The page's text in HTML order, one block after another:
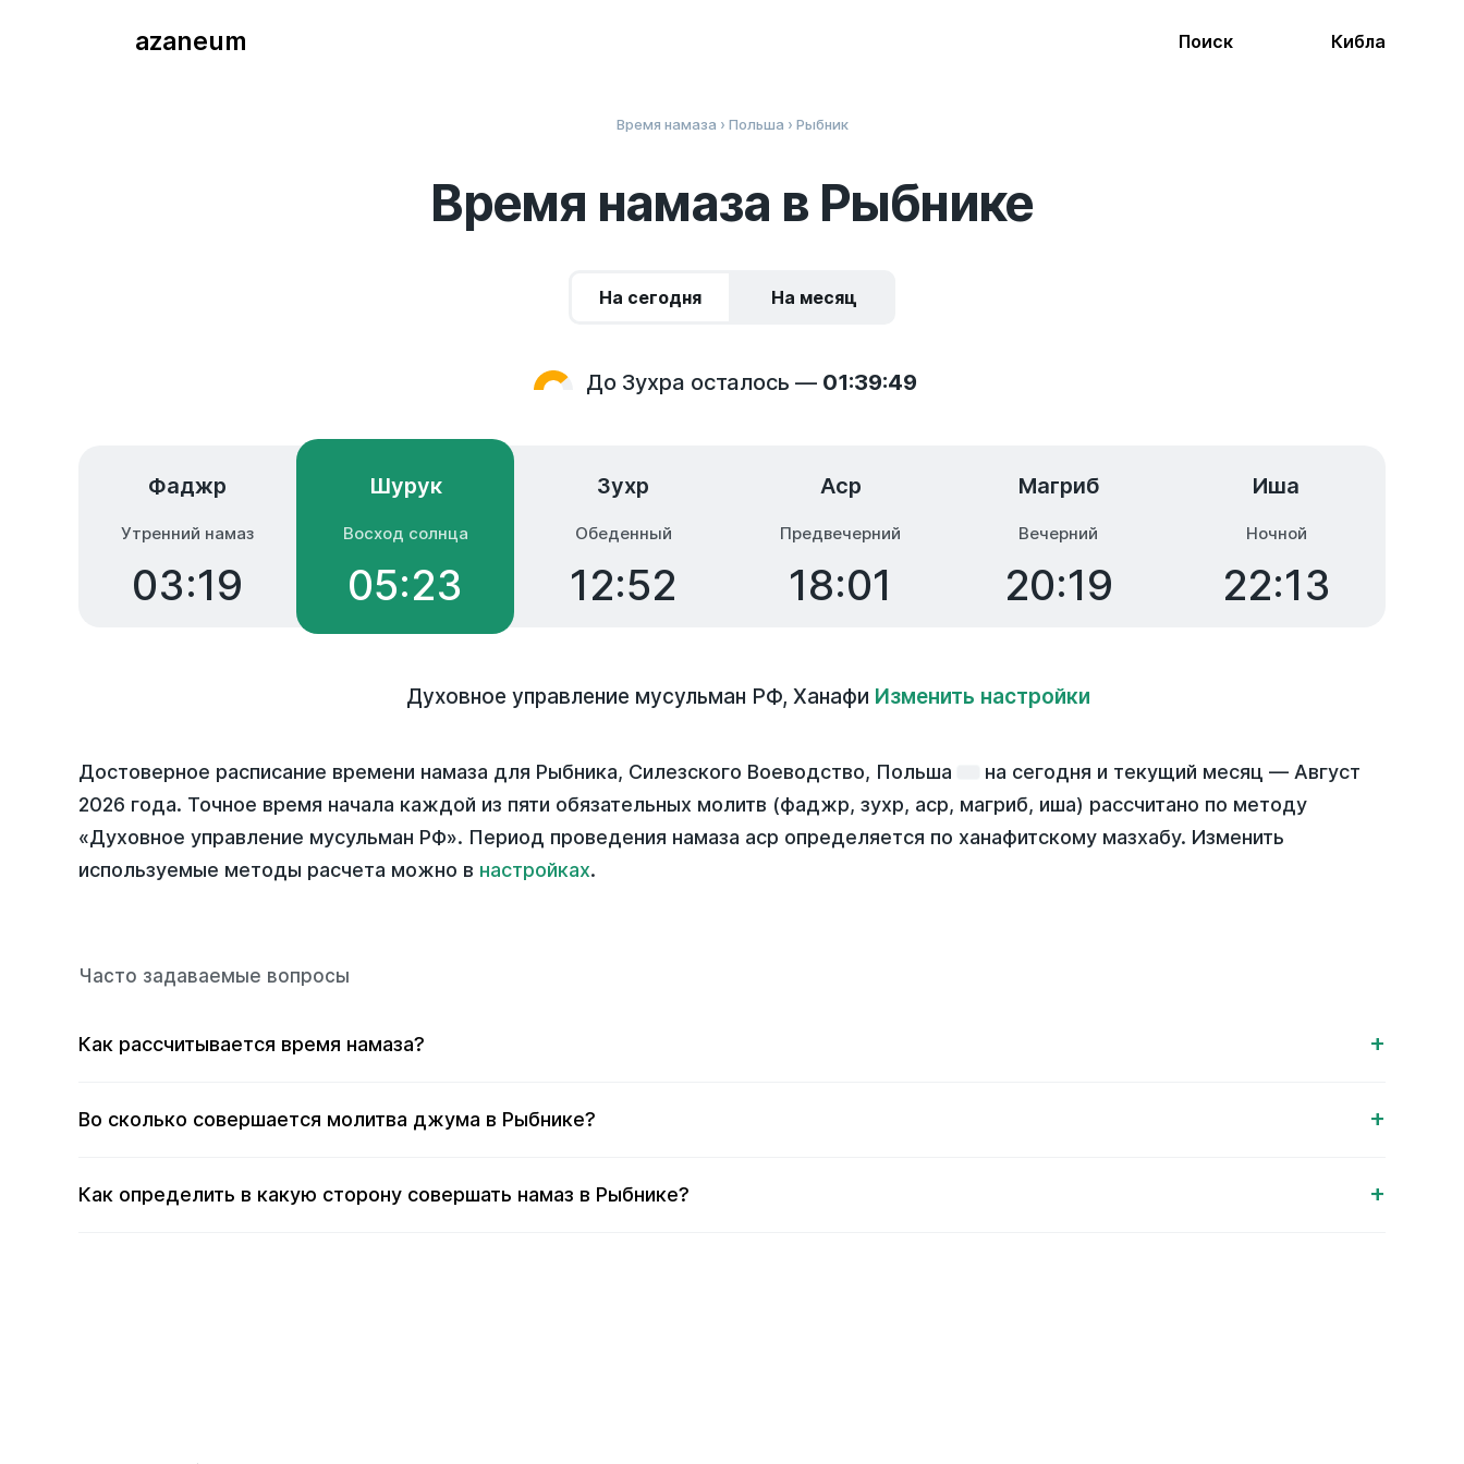
azaneum Поиск Кибла
Время намаза › Польша › Рыбник
Время намаза в Рыбнике
На сегодня На месяц
До Зухра осталось — 01:39:48
Фаджр
Утренний намаз
03:19
Шурук
Восход солнца
05:23
Зухр
Обеденный
12:52
Аср
Предвечерний
18:01
Магриб
Вечерний
20:19
Иша
Ночной
22:13
Духовное управление мусульман РФ, Ханафи Изменить настройки
Достоверное расписание времени намаза для Рыбника, Силезского Воеводство, Польша на сегодня и текущий месяц — Август
2026 года. Точное время начала каждой из пяти обязательных молитв (фаджр, зухр, аср, магриб, иша) рассчитано по методу
«Духовное управление мусульман РФ». Период проведения намаза аср определяется по ханафитскому мазхабу. Изменить
используемые методы расчета можно в настройках.
Часто задаваемые вопросы
Как рассчитывается время намаза?
Во сколько совершается молитва джума в Рыбнике?
Как определить в какую сторону совершать намаз в Рыбнике?